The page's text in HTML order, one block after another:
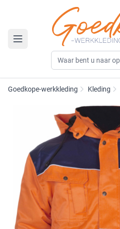
Toggle navigation
Goedkope-werkkleding Kleding